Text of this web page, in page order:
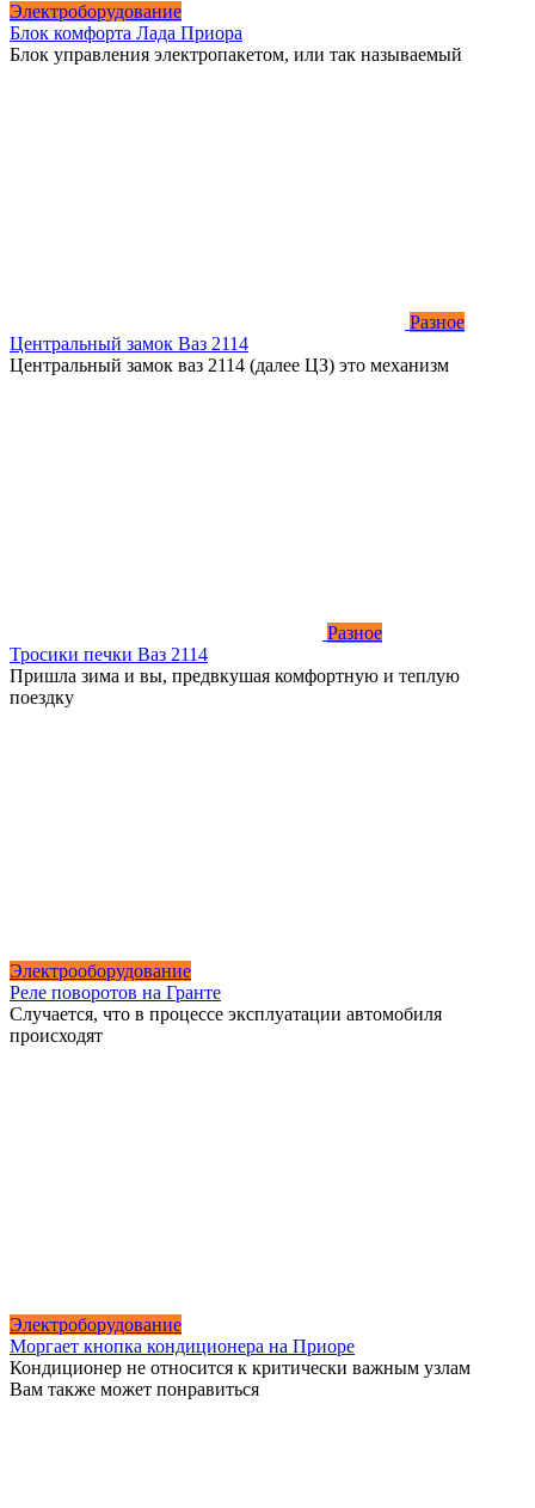
Электроборудование
Блок комфорта Лада Приора
Блок управления электропакетом, или так называемый
Разное
Центральный замок Ваз 2114
Центральный замок ваз 2114 (далее ЦЗ) это механизм
Разное
Тросики печки Ваз 2114
Пришла зима и вы, предвкушая комфортную и теплую
поездку
Электрооборудование
Реле поворотов на Гранте
Случается, что в процессе эксплуатации автомобиля
происходят
Электроборудование
Моргает кнопка кондиционера на Приоре
Кондиционер не относится к критически важным узлам
Вам также может понравиться